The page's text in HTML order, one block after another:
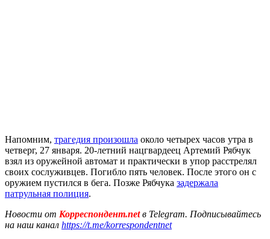
Напомним, трагедия произошла около четырех часов утра в
четверг, 27 января. 20-летний нацгвардеец Артемий Рябчук
взял из оружейной автомат и практически в упор расстрелял
своих сослуживцев. Погибло пять человек. После этого он с
оружием пустился в бега. Позже Рябчука задержала
патрульная полиция.
Новости от Корреспондент.netв Telegram. Подписывайтесь
на наш канал https://t.me/korrespondentnet